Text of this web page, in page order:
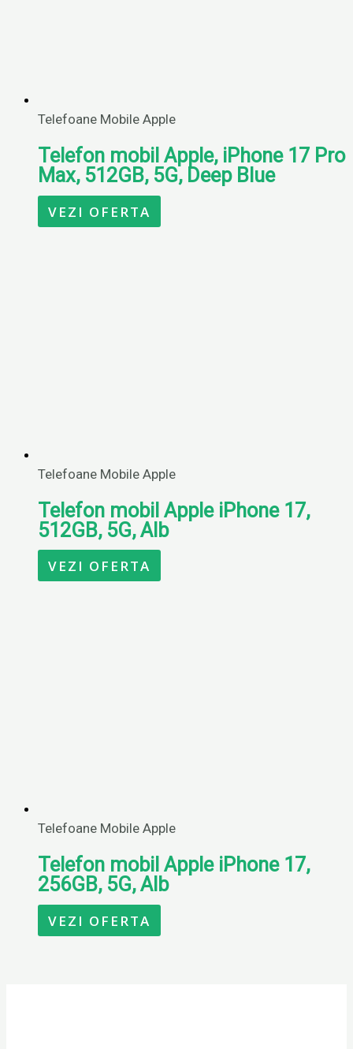
Telefoane Mobile Apple
Telefon mobil Apple, iPhone 17 Pro
Max, 512GB, 5G, Deep Blue
VEZI OFERTA
Telefoane Mobile Apple
Telefon mobil Apple iPhone 17,
512GB, 5G, Alb
VEZI OFERTA
Telefoane Mobile Apple
Telefon mobil Apple iPhone 17,
256GB, 5G, Alb
VEZI OFERTA